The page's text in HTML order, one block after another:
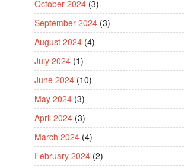
October 2024 (3)
September 2024 (3)
August 2024 (4)
July 2024 (1)
June 2024 (10)
May 2024 (3)
April 2024 (3)
March 2024 (4)
February 2024 (2)